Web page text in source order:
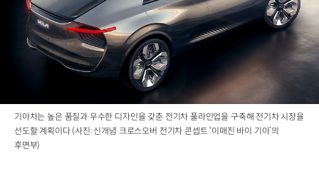
기아차는 높은 품질과 우수한 디자인을 갖춘 전기차 풀라인업을 구축해 전기차 시장을
선도할 계획이다 (사진: 신개념 크로스오버 전기차 콘셉트 ‘이매진 바이 기아’의
후면부)